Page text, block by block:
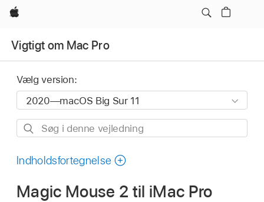
Apple
Vigtigt om Mac Pro
Vælg version:
Søg
denne
Indholdsfortegnelse
Magic Mouse 2 til iMac Pro